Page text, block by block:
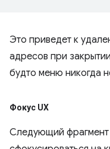
Это приведет к
адресов при
будто меню никогда
Фокус UX
Следующий фрагмент